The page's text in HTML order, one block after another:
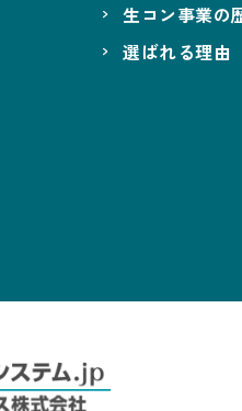
生コン事業の
選ばれる理由